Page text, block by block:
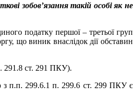
зобов’язання такій особі як не
податку першої – третьої груп
що виник внаслідок дії обставин
291.8 ст. 291 ПКУ).
з п.п. 299.6.1 п. 299.6 ст. 299 ПКУ є